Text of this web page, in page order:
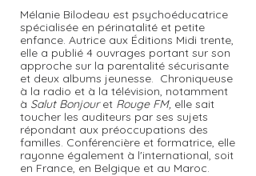
Mélanie Bilodeau est psychoéducatrice
spécialisée en périnatalité et petite
enfance. Autrice aux Éditions Midi trente,
elle a publié 4 ouvrages portant sur son
approche sur la parentalité sécurisante
et deux albums jeunesse. Chroniqueuse
à la radio et à la télévision, notamment
à Salut Bonjouret Rouge FM, elle sait
toucher les auditeurs par ses sujets
répondant aux préoccupations des
familles. Conférencière et formatrice, elle
rayonne également à l'international, soit
en France, en Belgique et au Maroc.